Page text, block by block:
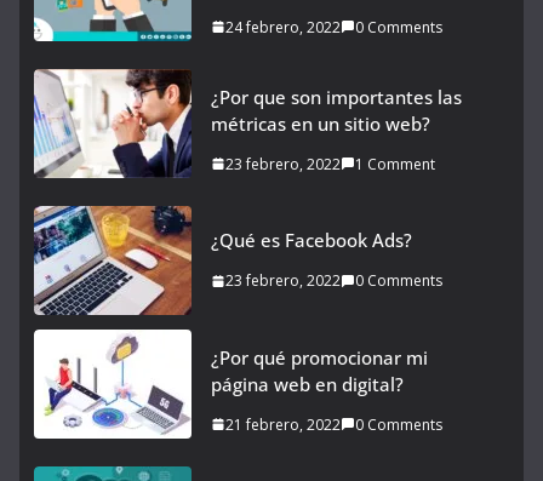
24 febrero, 2022 0 Comments
¿Por que son importantes las
métricas en un sitio web?
23 febrero, 2022 1 Comment
¿Qué es Facebook Ads?
23 febrero, 2022 0 Comments
¿Por qué promocionar mi
página web en digital?
21 febrero, 2022 0 Comments